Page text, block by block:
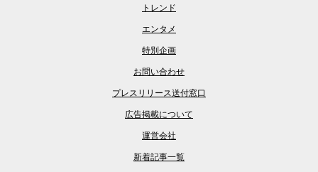
トレンド
エンタメ
特別企画
お問い合わせ
プレスリリース送付窓口
広告掲載について
運営会社
新着記事一覧